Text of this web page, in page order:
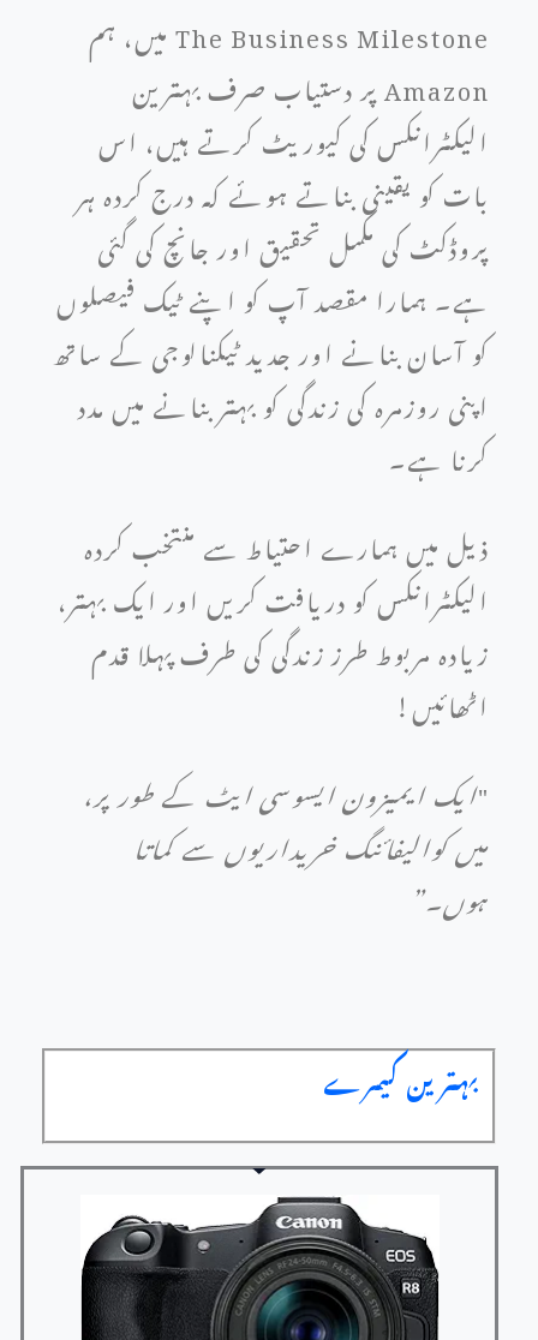
The Business Milestone میں، ہم
Amazon پر دستیاب صرف بہترین
الیکٹرانکس کی کیوریٹ کرتے ہیں، اس
بات کو یقینی بناتے ہوئے کہ درج کردہ ہر
پروڈکٹ کی مکمل تحقیق اور جانچ کی گئی
ہے۔ ہمارا مقصد آپ کو اپنے ٹیک فیصلوں
کو آسان بنانے اور جدید ٹیکنالوجی کے ساتھ
اپنی روزمرہ کی زندگی کو بہتر بنانے میں مدد
کرنا ہے۔
ذیل میں ہمارے احتیاط سے منتخب کردہ
الیکٹرانکس کو دریافت کریں اور ایک بہتر،
زیادہ مربوط طرز زندگی کی طرف پہلا قدم
اٹھائیں!
"ایک ایمیزون ایسوسی ایٹ کے طور پر،
میں کوالیفائنگ خریداریوں سے کماتا
ہوں۔”
بہترین کیمرے